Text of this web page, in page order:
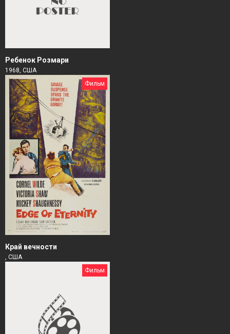
Ребенок Розмари
1968, США
Фильм
Край вечности
, США
Фильм